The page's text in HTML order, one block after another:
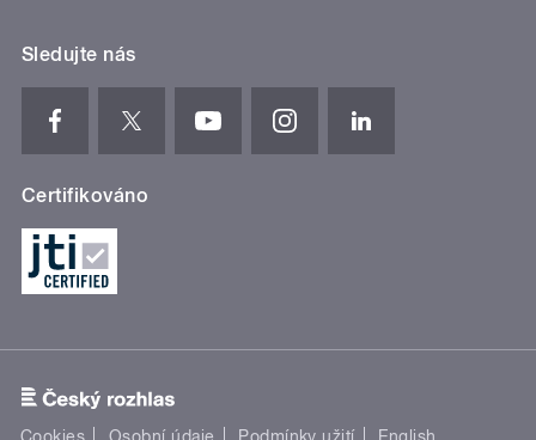
Sledujte nás
Certifikováno
Cookies Osobní údaje Podmínky užití English